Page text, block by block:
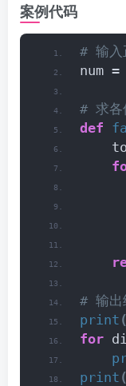
案例代码
# 输入
num =
# 求各
def
# 输出
print (
for
print (